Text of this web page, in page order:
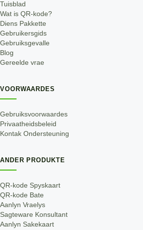
Tuisblad
Wat is QR-kode?
Diens Pakkette
Gebruikersgids
Gebruiksgevalle
Blog
Gereelde vrae
VOORWAARDES
Gebruiksvoorwaardes
Privaatheidsbeleid
Kontak Ondersteuning
ANDER PRODUKTE
QR-kode Spyskaart
QR-kode Bate
Aanlyn Vraelys
Sagteware Konsultant
Aanlyn Sakekaart